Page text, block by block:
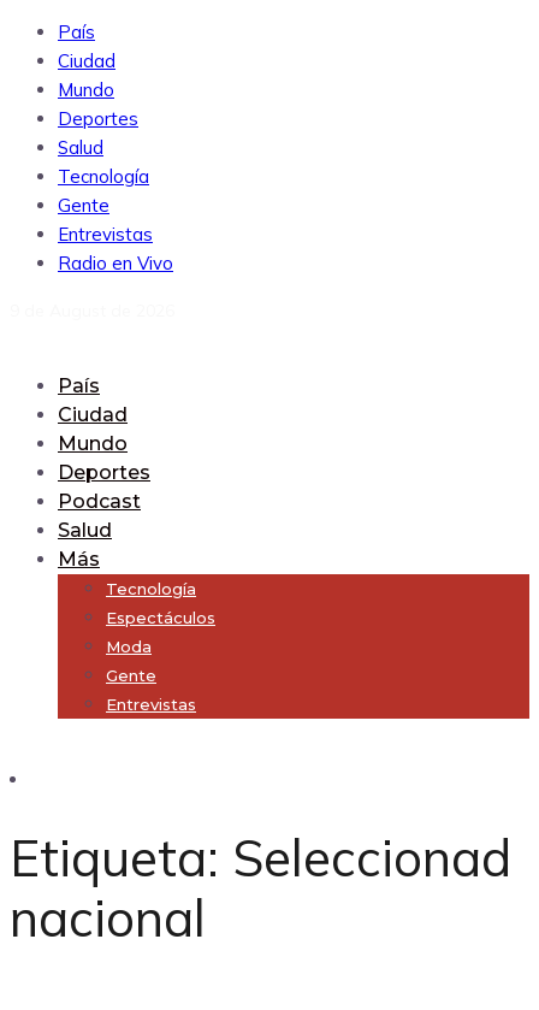
País
Ciudad
Mundo
Deportes
Salud
Tecnología
Gente
Entrevistas
Radio en Vivo
País
Ciudad
Mundo
Deportes
Podcast
Salud
Más
Tecnología
Espectáculos
Moda
Gente
Entrevistas
Etiqueta: Seleccionad
nacional